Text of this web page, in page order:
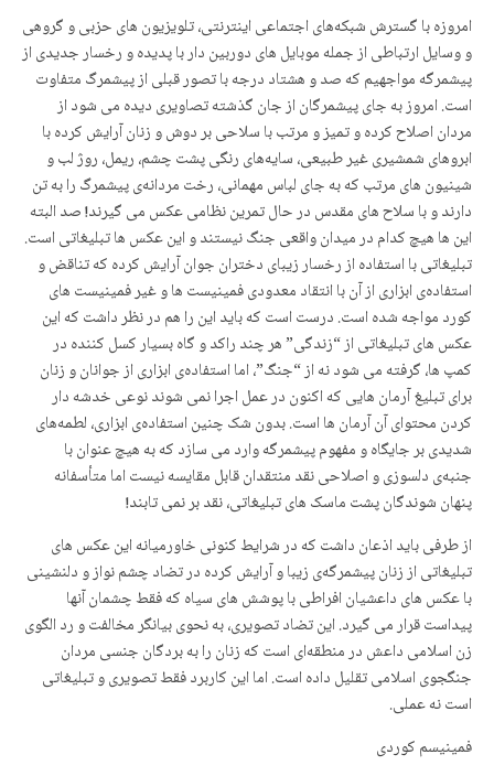
امروزە با گسترش شبکەهای اجتماعی اینترنتی، تلویزیون های حزبی و گروهی
و وسایل ارتباطی از جملە موبایل های دوربین دار با پدیدە و رخسار جدیدی از
پیشمرگە مواجهیم کە صد و هشتاد درجە با تصور قبلی از پیشمرگ متفاوت
است. امروز به جای پیشمرگان از جان گذشتە تصاویری دیدە می شود از
مردان اصلاح کردە و تمیز و مرتب با سلاحی بر دوش و زنان آرایش کردە با
ابروهای شمشیری غیر طبیعی، سایەهای رنگی پشت چشم، ریمل، روژ لب و
شینیون های مرتب کە به جای لباس مهمانی، رخت مردانەی پیشمرگ را بە تن
دارند و با سلاح های مقدس در حال تمرین نظامی عکس می گیرند! صد البتە
این ها هیچ کدام در میدان واقعی جنگ نیستند و این عکس ها تبلیغاتی است.
تبلیغاتی با استفادە از رخسار زیبای دختران جوان آرایش کردە کە تناقض و
استفادەی ابزاری از آن با انتقاد معدودی فمینیست ها و غیر فمینیست های
کورد مواجە شدە است. درست است کە باید این را هم در نظر داشت کە این
عکس های تبلیغاتی از “زندگی” هر چند راکد و گاه بسیار کسل کنندە در
کمپ ها، گرفتە می شود نە از “جنگ”، اما استفادەی ابزاری از جوانان و زنان
برای تبلیغ آرمان هایی کە اکنون در عمل اجرا نمی شوند نوعی خدشە دار
کردن محتوای آن آرمان ها است. بدون شک چنین استفادەی ابزاری، لطمەهای
شدیدی بر جایگاه و مفهوم پیشمرگە وارد می سازد کە به هیچ عنوان با
جنبەی دلسوزی و اصلاحی نقد منتقدان قابل مقایسە نیست اما متأسفانە
پنهان شوندگان پشت ماسک های تبلیغاتی، نقد بر نمی تابند!
از طرفی باید اذعان داشت کە در شرایط کنونی خاورمیانە این عکس های
تبلیغاتی از زنان پیشمرگەی زیبا و آرایش کردە در تضاد چشم نواز و دلنشینی
با عکس های داعشیان افراطی با پوشش های سیاه کە فقط چشمان آنها
پیداست قرار می گیرد. این تضاد تصویری، به نحوی بیانگر مخالفت و رد الگوی
زن اسلامی داعش در منطقەای است کە زنان را بە بردگان جنسی مردان
جنگجوی اسلامی تقلیل دادە است. اما این کاربرد فقط تصویری و تبلیغاتی
است نە عملی.
فمینیسم کوردی